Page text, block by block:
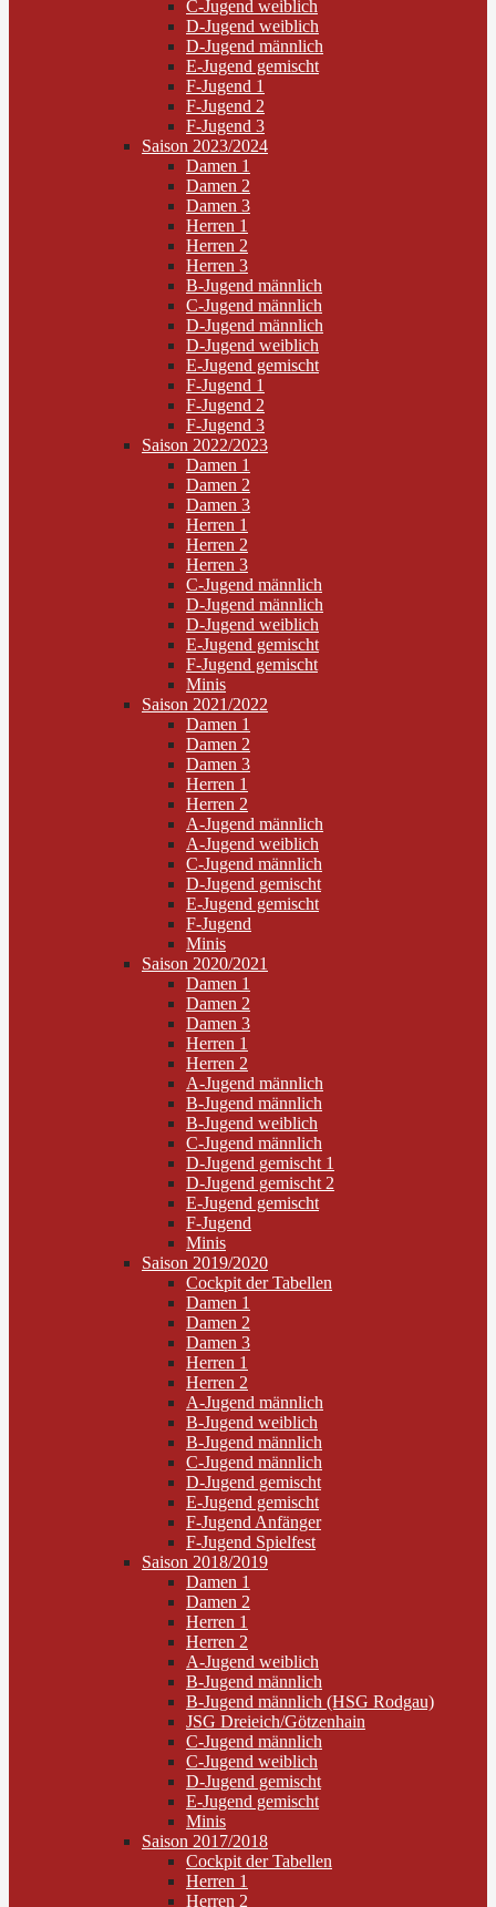
C-Jugend weiblich
D-Jugend weiblich
D-Jugend männlich
E-Jugend gemischt
F-Jugend 1
F-Jugend 2
F-Jugend 3
Saison 2023/2024
Damen 1
Damen 2
Damen 3
Herren 1
Herren 2
Herren 3
B-Jugend männlich
C-Jugend männlich
D-Jugend männlich
D-Jugend weiblich
E-Jugend gemischt
F-Jugend 1
F-Jugend 2
F-Jugend 3
Saison 2022/2023
Damen 1
Damen 2
Damen 3
Herren 1
Herren 2
Herren 3
C-Jugend männlich
D-Jugend männlich
D-Jugend weiblich
E-Jugend gemischt
F-Jugend gemischt
Minis
Saison 2021/2022
Damen 1
Damen 2
Damen 3
Herren 1
Herren 2
A-Jugend männlich
A-Jugend weiblich
C-Jugend männlich
D-Jugend gemischt
E-Jugend gemischt
F-Jugend
Minis
Saison 2020/2021
Damen 1
Damen 2
Damen 3
Herren 1
Herren 2
A-Jugend männlich
B-Jugend männlich
B-Jugend weiblich
C-Jugend männlich
D-Jugend gemischt 1
D-Jugend gemischt 2
E-Jugend gemischt
F-Jugend
Minis
Saison 2019/2020
Cockpit der Tabellen
Damen 1
Damen 2
Damen 3
Herren 1
Herren 2
A-Jugend männlich
B-Jugend weiblich
B-Jugend männlich
C-Jugend männlich
D-Jugend gemischt
E-Jugend gemischt
F-Jugend Anfänger
F-Jugend Spielfest
Saison 2018/2019
Damen 1
Damen 2
Herren 1
Herren 2
A-Jugend weiblich
B-Jugend männlich
B-Jugend männlich (HSG Rodgau)
JSG Dreieich/Götzenhain
C-Jugend männlich
C-Jugend weiblich
D-Jugend gemischt
E-Jugend gemischt
Minis
Saison 2017/2018
Cockpit der Tabellen
Herren 1
Herren 2